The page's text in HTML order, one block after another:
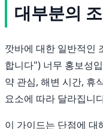
대부분의
깟바에 대한 일반적인
합니다") 너무 홍보성
약 관심, 해변 시간, 휴
요소에 따라 달라집니
이 가이드는 단점에 대